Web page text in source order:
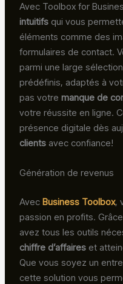
Avec Toolbox for
intuitifs qui vous
éléments comme des
formulaires de contact.
parmi une large
prédéfinis, adaptés à
pas votremanque de
votre réussite en ligne.
présence digitale dès
clients avec confiance!
Génération de revenus
AvecBusiness Toolbox,
passion en profits.
avez tous les outils
chiffre d’affaires et
Que vous soyez un
cette solution vous